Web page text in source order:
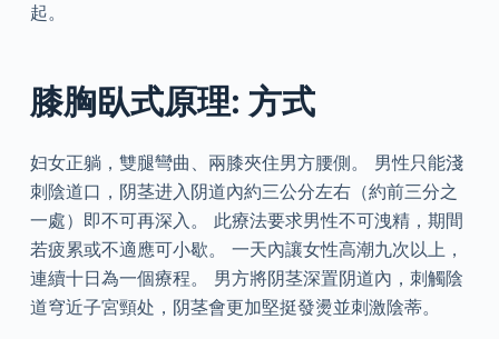
起。
膝胸臥式原理: 方式
妇女正躺，雙腿彎曲、兩膝夾住男方腰側。 男性只能淺
刺陰道口，阴茎进入阴道內約三公分左右（約前三分之
一處）即不可再深入。 此療法要求男性不可洩精，期間
若疲累或不適應可小歇。 一天內讓女性高潮九次以上，
連續十日為一個療程。 男方將阴茎深置阴道內，刺觸陰
道穹近子宮頸处，阴茎會更加堅挺發燙並刺激陰蒂。